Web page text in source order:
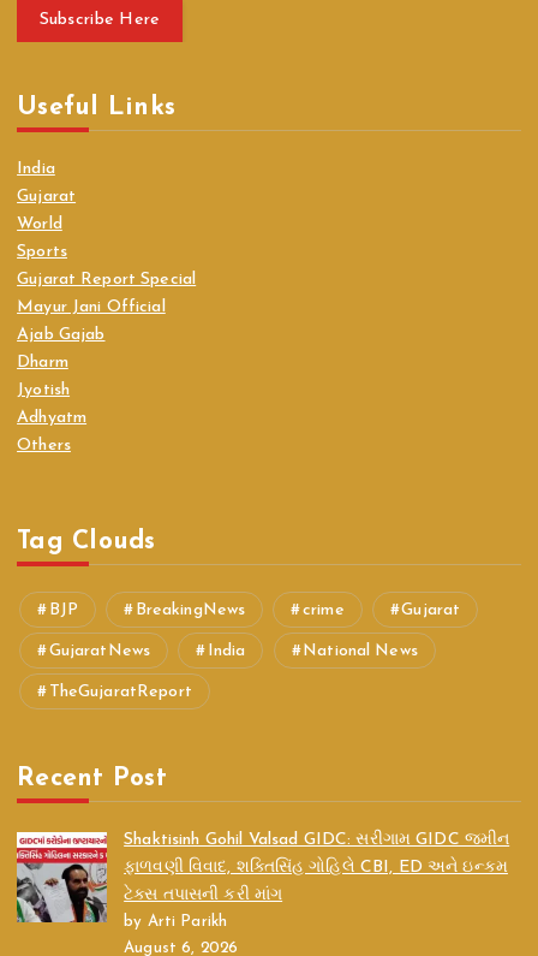
Subscribe Here
Useful Links
India
Gujarat
World
Sports
Gujarat Report Special
Mayur Jani Official
Ajab Gajab
Dharm
Jyotish
Adhyatm
Others
Tag Clouds
BJP BreakingNews crime Gujarat
GujaratNews India National News
TheGujaratReport
Recent Post
Shaktisinh Gohil Valsad GIDC: સરીગામ GIDC જમીન
ફાળવણી વિવાદ, શક્તિસિંહ ગોહિલે CBI, ED અને ઇન્કમ
ટેક્સ તપાસની કરી માંગ
by Arti Parikh
August 6, 2026